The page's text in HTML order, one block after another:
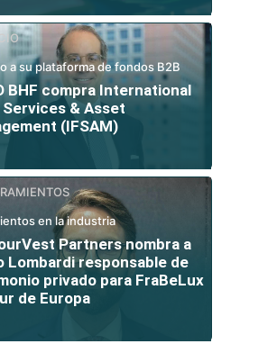
a su plataforma de fondos B2B
BHF compra International
Services & Asset
(IFSAM)
en la industria
Partners nombra a
Lombardi responsable de
privado para FraBeLux
de Europa